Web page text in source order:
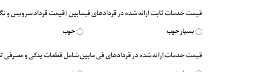
قیمت خدمات ثابت ارائه شده در قردادهای فیمابین (قیمت قرداد سرویس و
بسیار خوب خوب
قیمت خدمات ارائه شده در قردادهای فی مابین شامل قطعات یدکی و